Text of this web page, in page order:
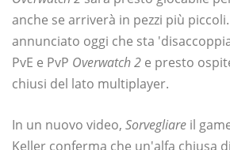
anche se arriverà in pezzi più
annunciato oggi che sta
PvE e PvP Overwatch 2 e presto
chiusi del lato multiplayer.
In un nuovo video, Sorvegliare il
Keller conferma che un'alfa chiusa di